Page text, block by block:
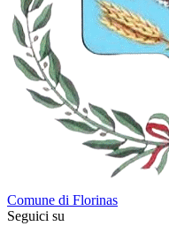
Comune di Florinas
Seguici su